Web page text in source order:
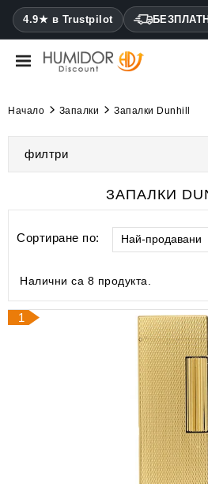
4.9★ в Trustpilot
CATEGORY
Хумидори
Калъфи
за
Начало Запалки Запалки Dunhill
филтри
ЗАПАЛКИ
Сортиране по: Най-продавани
Налични са 8 продукта.
1